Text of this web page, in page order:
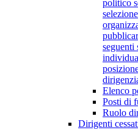
politico
Elenco
Posti di
Ruolo
Dirigenti